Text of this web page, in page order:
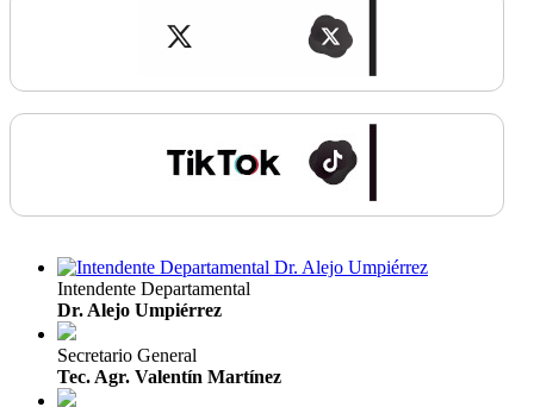
Intendente Departamental
Dr. Alejo Umpiérrez
Secretario General
Tec. Agr. Valentín Martínez